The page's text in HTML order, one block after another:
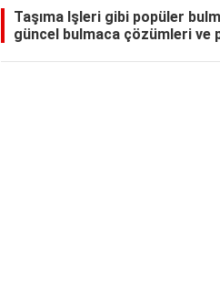
Taşıma Işleri gibi popüler
güncel bulmaca çözümleri ve